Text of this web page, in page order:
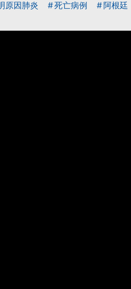
原因肺炎 死亡病例 阿根廷